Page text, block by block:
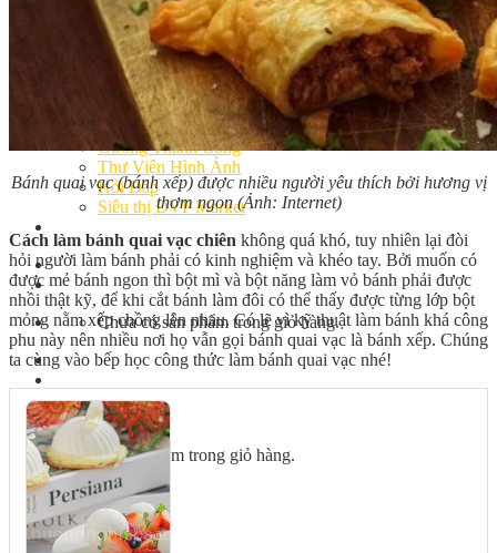
Hướng Nghiệp Á Âu
Bếp Nhà Kate
Kinh Nghiệm Kinh Doanh
Cơ Hội Việc Làm
Kiến Thức – Kỹ Năng
Dụng Cụ Làm Bánh
Nguyên Liệu Làm Bánh
Gương Thành Công
Thư Viện Hình Ảnh
Hỏi Đáp
Siêu thị ĐVP Market
Chưa có sản phẩm trong giỏ hàng.
Giỏ hàng
Chưa có sản phẩm trong giỏ hàng.
Bánh quai vạc (bánh xếp) được nhiều người yêu thích bởi hương vị
thơm ngon (Ảnh: Internet)
Cách làm bánh quai vạc chiên không quá khó, tuy nhiên lại đòi
hỏi người làm bánh phải có kinh nghiệm và khéo tay. Bởi muốn có
được mẻ bánh ngon thì bột mì và bột năng làm vỏ bánh phải được
nhồi thật kỹ, để khi cắt bánh làm đôi có thể thấy được từng lớp bột
mỏng nằm xếp chồng lên nhau. Có lẽ vì kỹ thuật làm bánh khá công
phu này nên nhiều nơi họ vẫn gọi bánh quai vạc là bánh xếp. Chúng
ta cùng vào bếp học công thức làm bánh quai vạc nhé!